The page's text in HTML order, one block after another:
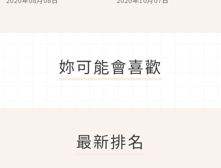
妳可能會喜歡
最新排名